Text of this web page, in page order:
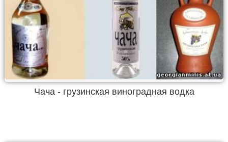
Чача - грузинская виноградная водка